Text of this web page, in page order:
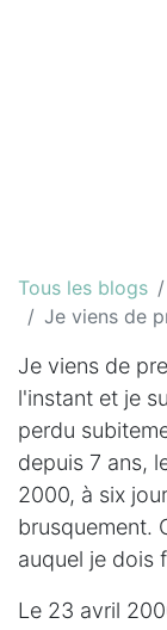
Tous les blogs
Je viens de
Je viens de
l'instant et je
perdu
depuis 7 ans,
2000, à six
brusquement.
auquel je dois
Le 23 avril